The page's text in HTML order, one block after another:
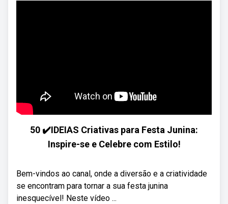
50 ✔️IDEIAS Criativas para Festa Junina:
Inspire-se e Celebre com Estilo!
Bem-vindos ao canal, onde a diversão e a criatividade
se encontram para tornar a sua festa junina
inesquecível! Neste vídeo ...